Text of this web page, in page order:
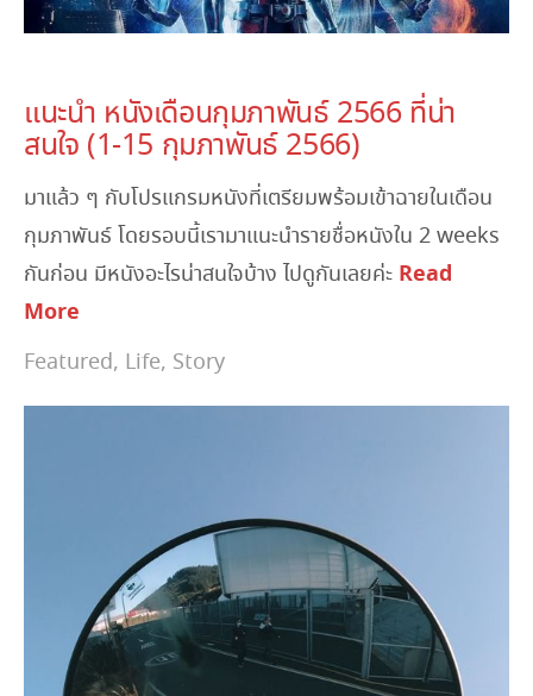
แนะนำ หนังเดือนกุมภาพันธ์ 2566 ที่น่า
สนใจ (1-15 กุมภาพันธ์ 2566)
มาแล้ว ๆ กับโปรแกรมหนังที่เตรียมพร้อมเข้าฉายในเดือน
กุมภาพันธ์ โดยรอบนี้เรามาแนะนำรายชื่อหนังใน 2 weeks
กันก่อน มีหนังอะไรน่าสนใจบ้าง ไปดูกันเลยค่ะ Read
More
Featured, Life, Story